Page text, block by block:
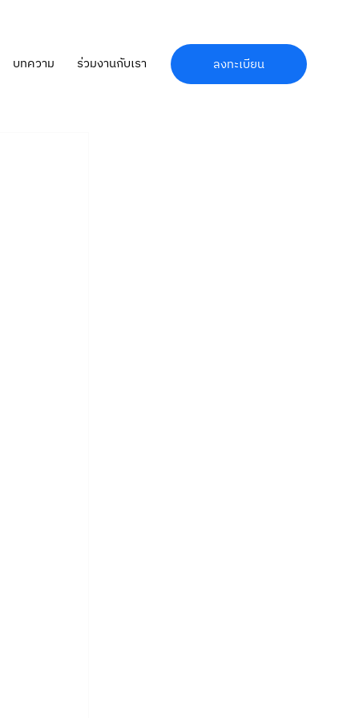
บทความ ร่วมงานกับเรา ลงทะเบียน